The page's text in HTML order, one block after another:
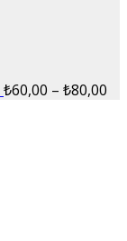
₺60,00 – ₺80,00